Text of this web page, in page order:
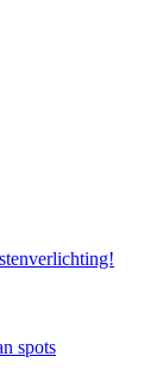
spots